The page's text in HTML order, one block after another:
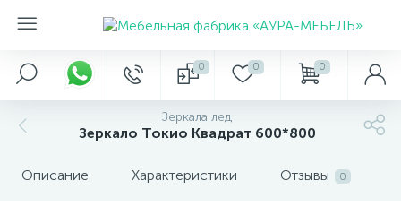
0 0 0
Зеркала лед
Зеркало Токио Квадрат 600*800
Описание Характеристики Отзывы 0